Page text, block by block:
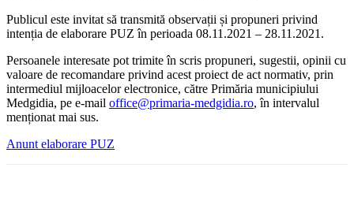
Publicul este invitat să transmită observații și propuneri privind
intenția de elaborare PUZ în perioada 08.11.2021 – 28.11.2021.
Persoanele interesate pot trimite în scris propuneri, sugestii, opinii cu
valoare de recomandare privind acest proiect de act normativ, prin
intermediul mijloacelor electronice, către Primăria municipiului
Medgidia, pe e-mail office@primaria-medgidia.ro, în intervalul
menționat mai sus.
Anunt elaborare PUZ